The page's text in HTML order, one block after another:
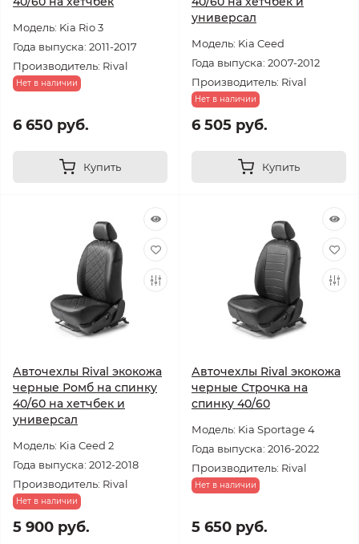
Модель: Kia Rio 3
Года выпуска: 2011-2017
Производитель: Rival
Нет в наличии
6 650 руб.
Купить
универсал
Модель: Kia Ceed
Года выпуска: 2007-2012
Производитель: Rival
Нет в наличии
6 505 руб.
Купить
Авточехлы Rival экокожа
черные Ромб на спинку
40/60 на хетчбек и
универсал
Модель: Kia Ceed 2
Года выпуска: 2012-2018
Производитель: Rival
Нет в наличии
5 900 руб.
Авточехлы Rival экокожа
черные Строчка на
спинку 40/60
Модель: Kia Sportage 4
Года выпуска: 2016-2022
Производитель: Rival
Нет в наличии
5 650 руб.